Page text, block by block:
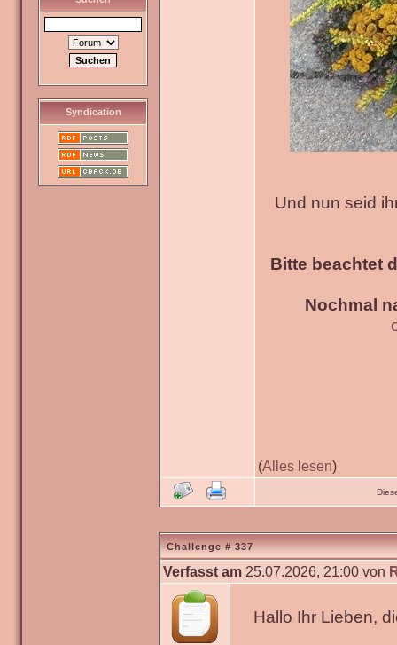
Syndication
Und nun seid
Bitte beachtet
Nochmal
(Alles lesen)
Challenge # 337
Verfasst am 25.07.2026, 21:00 von
Hallo Ihr Lieben,